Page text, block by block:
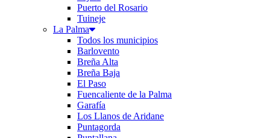
Puerto del Rosario
Tuineje
La Palma
Todos los municipios
Barlovento
Breña Alta
Breña Baja
El Paso
Fuencaliente de la Palma
Garafía
Los Llanos de Aridane
Puntagorda